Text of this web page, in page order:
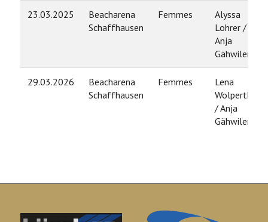
23.03.2025
Beacharena
Schaffhausen
Femmes
Alyssa
Lohrer /
Anja
Gähwiler
29.03.2026
Beacharena
Schaffhausen
Femmes
Lena
Wolperth
/ Anja
Gähwiler